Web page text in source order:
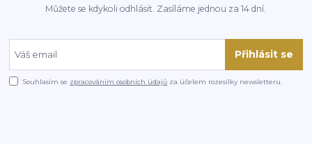
Můžete se kdykoli odhlásit. Zasíláme jednou za 14 dní.
Přihlásit se
Souhlasím se zpracováním osobních údajů za účelem rozesílky newsletteru.